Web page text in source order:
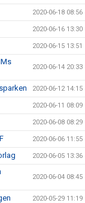
2020-06-18 08:56
2020-06-16 13:30
2020-06-15 13:51
2020-06-14 20:33
2020-06-12 14:15
2020-06-11 08:09
2020-06-08 08:29
2020-06-06 11:55
2020-06-05 13:36
2020-06-04 08:45
2020-05-29 11:19